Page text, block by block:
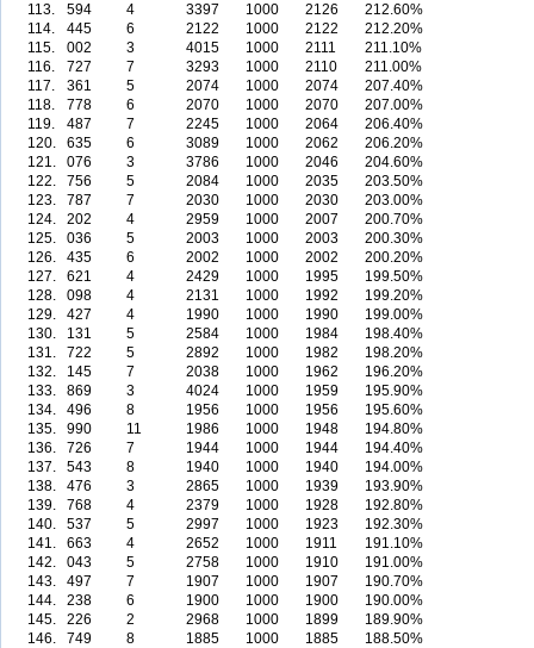
113.
594 4 3397 1000 2126
212.60%
114.
445 6 2122 1000 2122
212.20%
115.
002 3 4015 1000 2111
211.10%
116.
727 7 3293 1000 2110
211.00%
117.
361 5 2074 1000 2074
207.40%
118.
778 6 2070 1000 2070
207.00%
119.
487 7 2245 1000 2064
206.40%
120.
635 6 3089 1000 2062
206.20%
121.
076 3 3786 1000 2046
204.60%
122.
756 5 2084 1000 2035
203.50%
123.
787 7 2030 1000 2030
203.00%
124.
202 4 2959 1000 2007
200.70%
125.
036 5 2003 1000 2003
200.30%
126.
435 6 2002 1000 2002
200.20%
127.
621 4 2429 1000 1995
199.50%
128.
098 4 2131 1000 1992
199.20%
129.
427 4 1990 1000 1990
199.00%
130.
131 5 2584 1000 1984
198.40%
131.
722 5 2892 1000 1982
198.20%
132.
145 7 2038 1000 1962
196.20%
133.
869 3 4024 1000 1959
195.90%
134.
496 8 1956 1000 1956
195.60%
135.
990 11 1986 1000 1948
194.80%
136.
726 7 1944 1000 1944
194.40%
137.
543 8 1940 1000 1940
194.00%
138.
476 3 2865 1000 1939
193.90%
139.
768 4 2379 1000 1928
192.80%
140.
537 5 2997 1000 1923
192.30%
141.
663 4 2652 1000 1911
191.10%
142.
043 5 2758 1000 1910
191.00%
143.
497 7 1907 1000 1907
190.70%
144.
238 6 1900 1000 1900
190.00%
145.
226 2 2968 1000 1899
189.90%
146.
749 8 1885 1000 1885
188.50%